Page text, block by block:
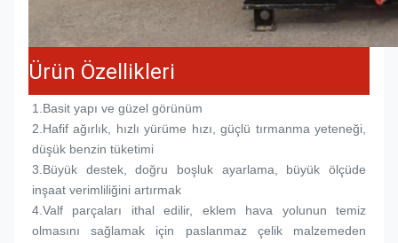
Ürün Özellikleri
1. Basit yapı ve güzel görünüm
2. Hafif ağırlık, hızlı yürüme hızı, güçlü tırmanma yeteneği,
düşük benzin tüketimi
3. Büyük destek, doğru boşluk ayarlama, büyük ölçüde
inşaat verimliliğini artırmak
4. Valf parçaları ithal edilir, eklem hava yolunun temiz
olmasını sağlamak için paslanmaz çelik malzemeden